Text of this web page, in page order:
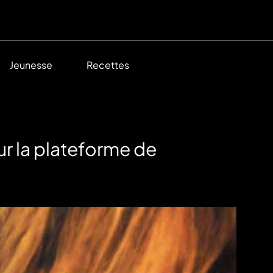
Jeunesse Recettes
la plateforme de